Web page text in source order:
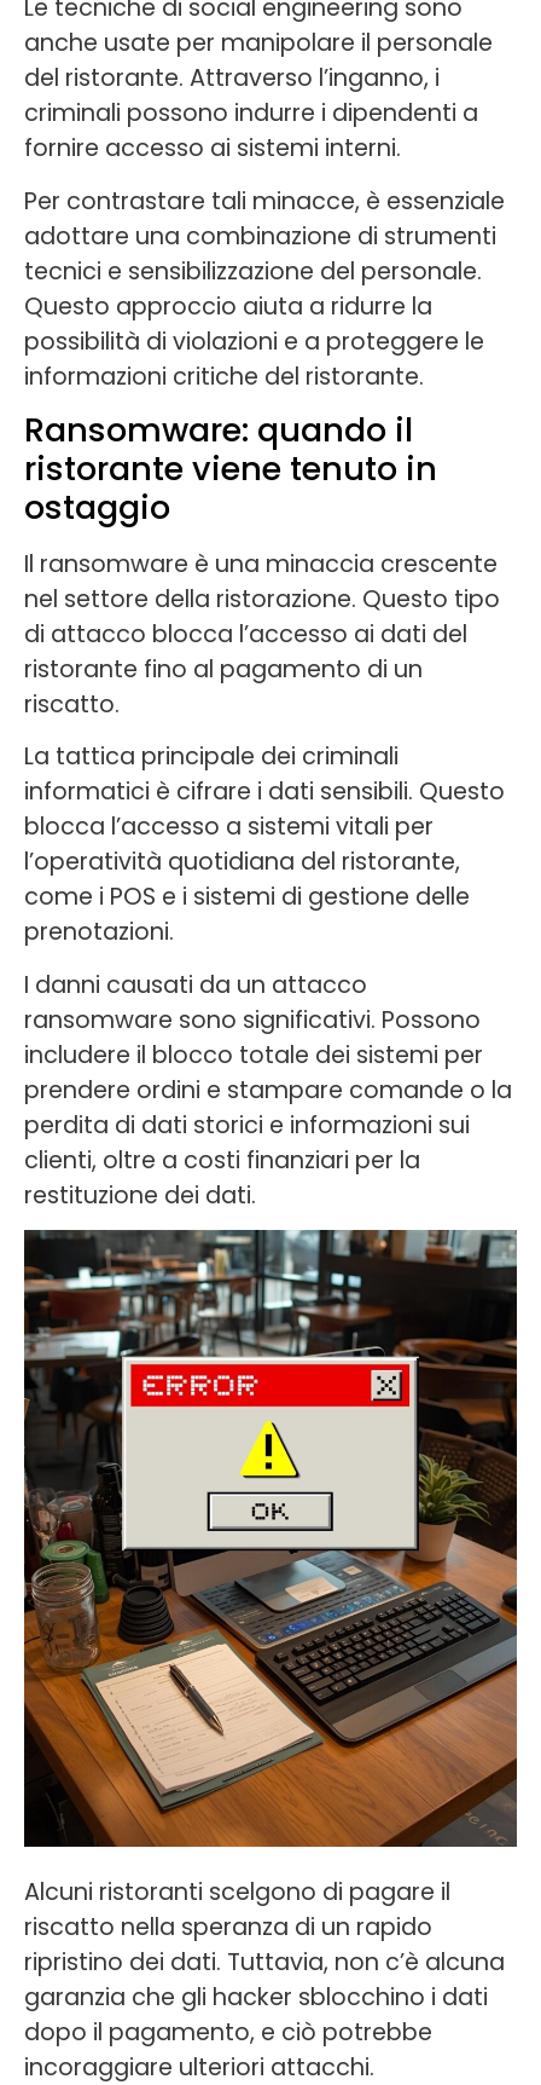
Le tecniche di social engineering sono
anche usate per manipolare il personale
del ristorante. Attraverso l’inganno, i
criminali possono indurre i dipendenti a
fornire accesso ai sistemi interni.
Per contrastare tali minacce, è essenziale
adottare una combinazione di strumenti
tecnici e sensibilizzazione del personale.
Questo approccio aiuta a ridurre la
possibilità di violazioni e a proteggere le
informazioni critiche del ristorante.
Ransomware: quando il
ristorante viene tenuto in
ostaggio
Il ransomware è una minaccia crescente
nel settore della ristorazione. Questo tipo
di attacco blocca l’accesso ai dati del
ristorante fino al pagamento di un
riscatto.
La tattica principale dei criminali
informatici è cifrare i dati sensibili. Questo
blocca l’accesso a sistemi vitali per
l’operatività quotidiana del ristorante,
come i POS e i sistemi di gestione delle
prenotazioni.
I danni causati da un attacco
ransomware sono significativi. Possono
includere il blocco totale dei sistemi per
prendere ordini e stampare comande o la
perdita di dati storici e informazioni sui
clienti, oltre a costi finanziari per la
restituzione dei dati.
Alcuni ristoranti scelgono di pagare il
riscatto nella speranza di un rapido
ripristino dei dati. Tuttavia, non c’è alcuna
garanzia che gli hacker sblocchino i dati
dopo il pagamento, e ciò potrebbe
incoraggiare ulteriori attacchi.